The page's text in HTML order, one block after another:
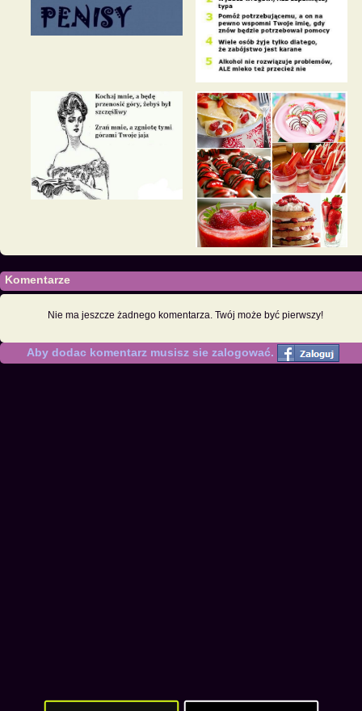
Komentarze
Nie ma jeszcze żadnego komentarza. Twój może być pierwszy!
Aby dodac komentarz musisz sie zalogować.